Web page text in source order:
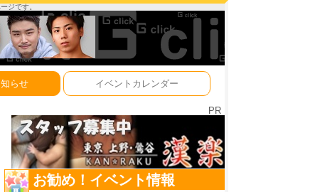
ジです。
らせ イベントカレンダー
PR
お勧め！イベント情報